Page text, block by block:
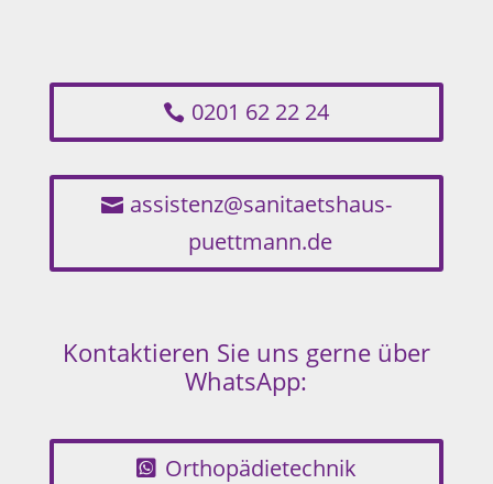
0201 62 22 24
assistenz@sanitaetshaus-
puettmann.de
Kontaktieren Sie uns gerne über
WhatsApp:
Orthopädietechnik